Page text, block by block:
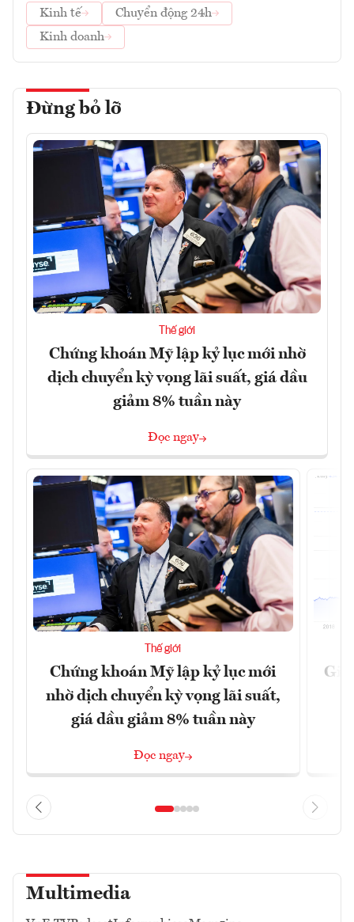
Kinh tế
Chuyển động 24h
Kinh doanh
Đừng bỏ lỡ
Thế giới
Chứng khoán Mỹ lập kỷ lục mới nhờ
dịch chuyển kỳ vọng lãi suất, giá dầu
giảm 8% tuần này
Đọc ngay
Thế giới
Chứng khoán Mỹ lập kỷ lục mới
nhờ dịch chuyển kỳ vọng lãi suất,
giá dầu giảm 8% tuần này
Đọc ngay
Giá
Multimedia